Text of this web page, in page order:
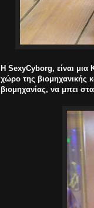
Η SexyCyborg, είναι
χώρο της βιομηχανικής
βιομηχανίας, να μπει